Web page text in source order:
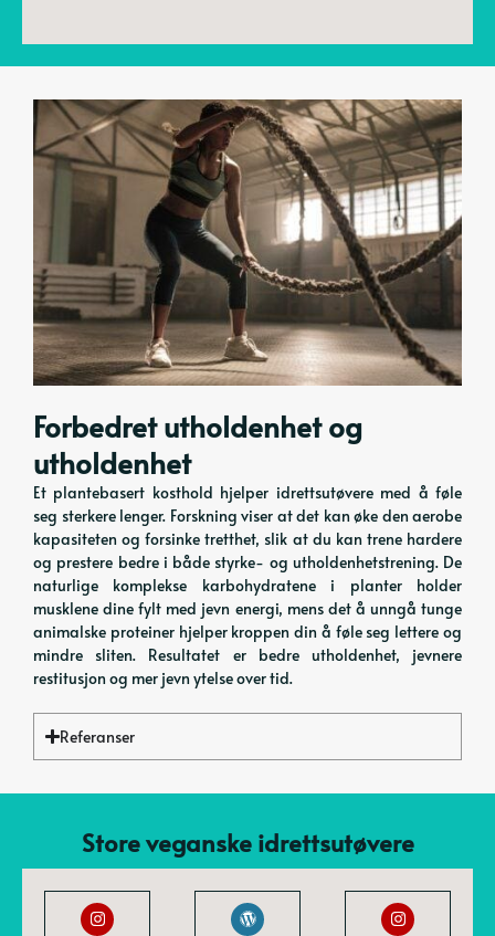
Forbedret utholdenhet og
utholdenhet
Et plantebasert kosthold hjelper idrettsutøvere med å føle
seg sterkere lenger. Forskning viser at det kan øke den aerobe
kapasiteten og forsinke tretthet, slik at du kan trene hardere
og prestere bedre i både styrke- og utholdenhetstrening. De
naturlige komplekse karbohydratene i planter holder
musklene dine fylt med jevn energi, mens det å unngå tunge
animalske proteiner hjelper kroppen din å føle seg lettere og
mindre sliten. Resultatet er bedre utholdenhet, jevnere
restitusjon og mer jevn ytelse over tid.
Referanser
Store veganske idrettsutøvere